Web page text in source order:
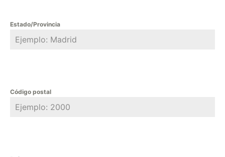
Estado/Provincia
Código postal